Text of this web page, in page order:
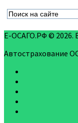
Е-ОСАГО.РФ © 2026.
Автострахование